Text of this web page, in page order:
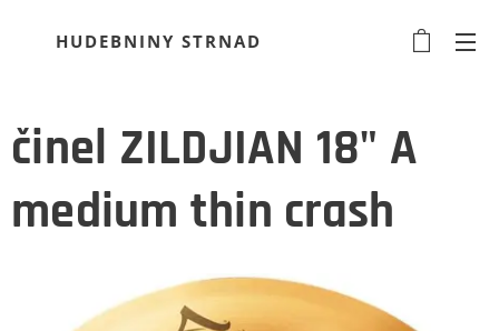
HUDEBNINY STRNAD
činel ZILDJIAN 18" A
medium thin crash